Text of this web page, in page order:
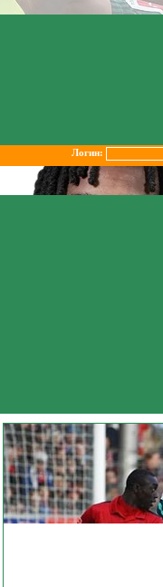
Логин: